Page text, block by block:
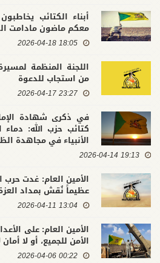
أبناء الكتائب
معكم ماضون مادامت
18:05 2026-04-18
اللجنة المنظمة
من استجاب للدعوة
23:27 2026-04-17
في ذكرى شهادة
كتائب حزب الله:
الأنبياء في مجاهدة
19:13 2026-04-14
الأمين العام: غدت حرب
عظيماً نُقش بمداد
13:04 2026-04-11
الأمين العام: على
الأمن للجميع، أو لا
00:22 2026-04-06